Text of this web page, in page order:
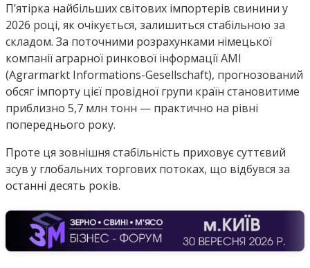
П’ятірка найбільших світових імпортерів свинини у
2026 році, як очікується, залишиться стабільною за
складом. За поточними розрахунками німецької
компанії аграрної ринкової інформації AMI
(Agrarmarkt Informations-Gesellschaft), прогнозований
обсяг імпорту цієї провідної групи країн становитиме
приблизно 5,7 млн тонн — практично на рівні
попереднього року.
Проте ця зовнішня стабільність приховує суттєвий
зсув у глобальних торгових потоках, що відбувся за
останні десять років.